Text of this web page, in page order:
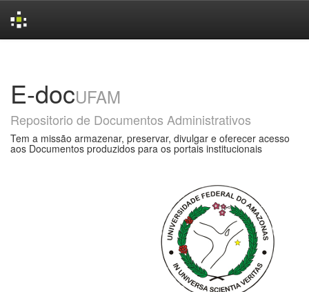
E-docUFAM
Repositorio de Documentos Administrativos
Tem a missão armazenar, preservar, divulgar e oferecer acesso
aos Documentos produzidos para os portais institucionais